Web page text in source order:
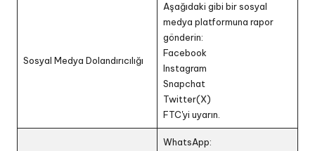
Sosyal Medya Dolandırıcılığı
Aşağıdaki gibi bir sosyal
medya platformuna rapor
gönderin:
Facebook
Instagram
Snapchat
Twitter(X)
FTC'yi uyarın.
WhatsApp: